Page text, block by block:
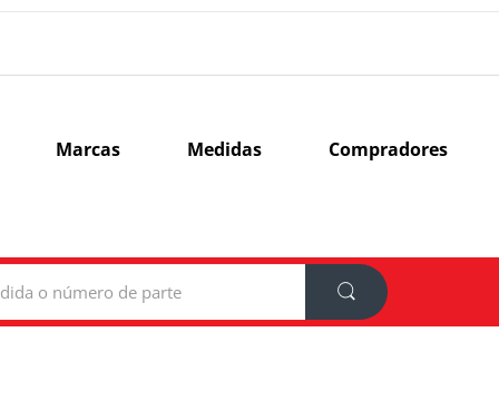
Marcas Medidas Compradores